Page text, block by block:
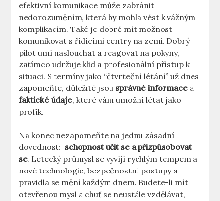
efektivní komunikace může zabránit
nedorozuměním, která by mohla​ vést k vážným
komplikacím. Také je dobré mít možnost
komunikovat s řídícími centry​ na zemi. Dobrý
pilot umí naslouchat a reagovat na pokyny,
zatímco udržuje klid a ​profesionální přístup k​
situaci. ​S termíny jako “čtvrteční létání” už ⁣dnes
zapomeňte, důležité jsou správné informace a
faktické údaje, které vám umožní ‌létat jako
profík.
Na konec⁢ nezapomeňte na jednu zásadní
dovednost: ‌ schopnost učit se a přizpůsobovat
se. Letecký ⁢průmysl se⁣ vyvíjí rychlým tempem a
nové technologie, bezpečnostní postupy ⁤a⁢
pravidla se⁣ mění každým dnem. ​Budete-li mít
otevřenou mysl a ‍chuť se⁤ neustále vzdělávat,